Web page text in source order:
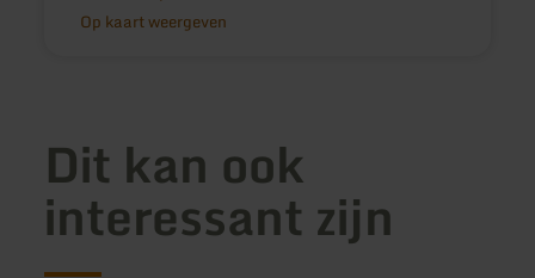
Op kaart weergeven
Dit kan ook
interessant zijn